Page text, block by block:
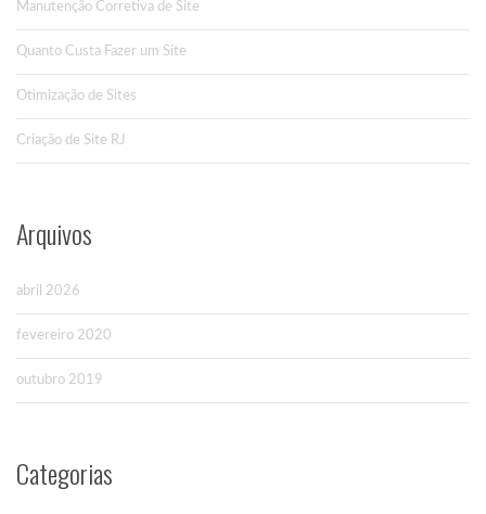
Manutenção Corretiva de Site
Quanto Custa Fazer um Site
Otimização de Sites
Criação de Site RJ
Arquivos
abril 2026
fevereiro 2020
outubro 2019
Categorias